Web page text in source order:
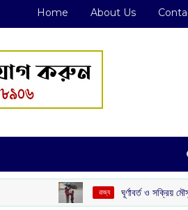
Home About Us
ঘূর্ণাবর্ত ও সক্রিয় মৌসুমি বায়ুর জোড়া ফলা: